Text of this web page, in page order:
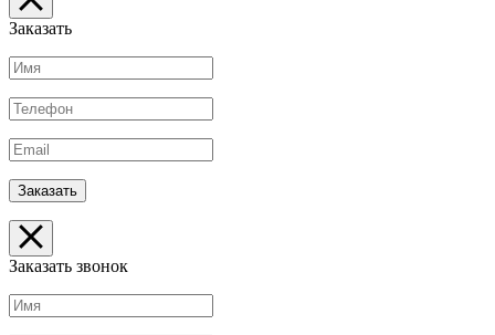
Заказать
Заказать звонок